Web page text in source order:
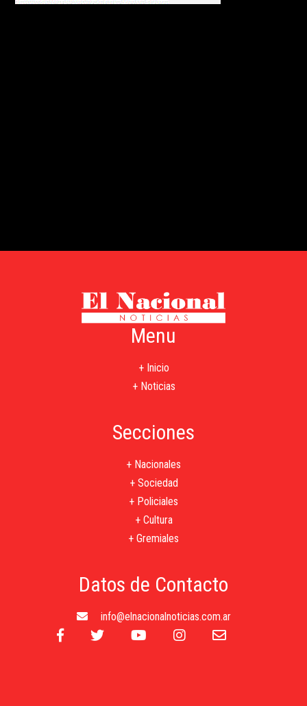
Menu
+ Inicio
+ Noticias
Secciones
+ Nacionales
+ Sociedad
+ Policiales
+ Cultura
+ Gremiales
Datos de Contacto
info@elnacionalnoticias.com.ar